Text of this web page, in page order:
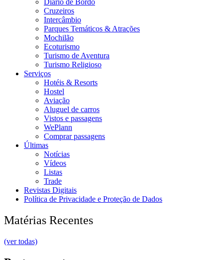
Cruzeiros
Intercâmbio
Parques Temáticos & Atrações
Mochilão
Ecoturismo
Turismo de Aventura
Turismo Religioso
Serviços
Hotéis & Resorts
Hostel
Aviação
Aluguel de carros
Vistos e passagens
WePlann
Comprar passagens
Últimas
Notícias
Vídeos
Listas
Trade
Revistas Digitais
Política de Privacidade e Proteção de Dados
Matérias Recentes
(ver todas)